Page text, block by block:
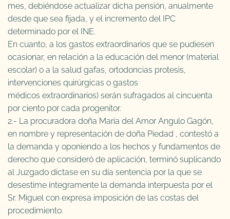
mes, debiéndose actualizar dicha pensión, anualmente
desde que sea fijada, y el incremento del IPC
determinado por el INE.
En cuanto, a los gastos extraordinarios que se pudiesen
ocasionar, en relación a la educación del menor (material
escolar) o a la salud gafas, ortodoncias protesis,
intervenciones quirúrgicas o gastos
médicos extraordinarios) serán sufragados al cincuenta
por ciento por cada progenitor.
2.- La procuradora doña Maria del Amor Angulo Gagón,
en nombre y representación de doña Piedad , contestó a
la demanda y oponiendo a los hechos y fundamentos de
derecho que consideró de aplicación, terminó suplicando
al Juzgado dictase en su día sentencia por la que se
desestime íntegramente la demanda interpuesta por el
Sr. Miguel con expresa imposición de las costas del
procedimiento.